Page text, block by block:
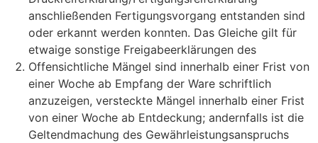
anschließenden Fertigungsvorgang entstanden sind
oder erkannt werden konnten. Das Gleiche gilt für
etwaige sonstige Freigabeerklärungen des
Offensichtliche Mängel sind innerhalb einer Frist von
einer Woche ab Empfang der Ware schriftlich
anzuzeigen, versteckte Mängel innerhalb einer Frist
von einer Woche ab Entdeckung; andernfalls ist die
Geltendmachung des Gewährleistungsanspruchs